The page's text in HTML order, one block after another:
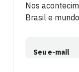
Nos
Brasil e
Seu e-mail